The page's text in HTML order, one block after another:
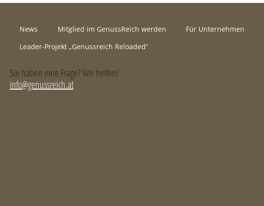
News Mitglied im GenussReich werden Für Unternehmen
Leader-Projekt „Genussreich Reloaded“
Sie haben eine Frage? Wir helfen!
info@genussreich.at